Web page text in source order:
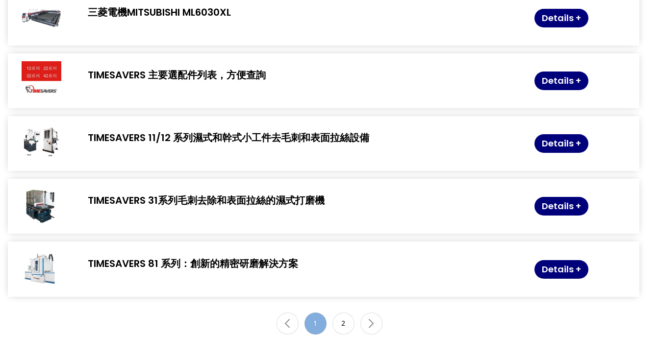
三菱電機MITSUBISHI ML6030XL Details +
TIMESAVERS 主要選配件列表，方便查詢 Details +
TIMESAVERS 11/12 系列濕式和幹式小工件去毛刺和表面拉絲設備 Details +
TIMESAVERS 31系列毛刺去除和表面拉絲的濕式打磨機 Details +
TIMESAVERS 81 系列：創新的精密研磨解決方案 Details +
1 2